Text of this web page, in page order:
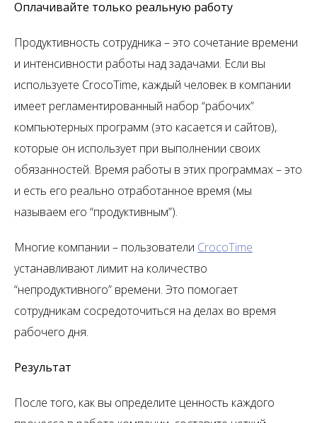
Оплачивайте только реальную работу
Продуктивность сотрудника – это сочетание времени
и интенсивности работы над задачами. Если вы
используете CrocoTime, каждый человек в компании
имеет регламентированный набор “рабочих”
компьютерных программ (это касается и сайтов),
которые он использует при выполнении своих
обязанностей. Время работы в этих программах – это
и есть его реально отработанное время (мы
называем его “продуктивным”).
Многие компании – пользователи CrocoTime
устанавливают лимит на количество
“непродуктивного” времени. Это помогает
сотрудникам сосредоточиться на делах во время
рабочего дня.
Результат
После того, как вы определите ценность каждого